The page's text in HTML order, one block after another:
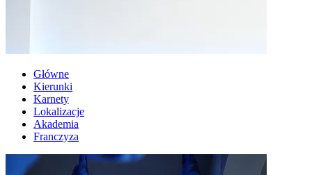
Główne
Kierunki
Karnety
Lokalizacje
Akademia
Franczyza